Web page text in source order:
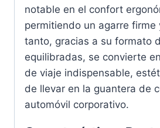
notable en el confort
permitiendo un agarre firme
tanto, gracias a su formato
equilibradas, se convierte
de viaje indispensable,
de llevar en la guantera de
automóvil corporativo.